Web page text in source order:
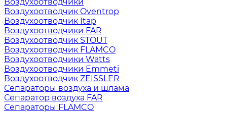
Воздухоотводчик Oventrop
Воздухоотводчик Itap
Воздухоотводчики FAR
Воздухоотводчик STOUT
Воздухоотводчик FLAMCO
Воздухоотводчики Watts
Воздухоотводчики Emmeti
Воздухоотводчик ZEISSLER
Сепараторы воздуха и шлама
Сепаратор воздуха FAR
Сепараторы FLAMCO